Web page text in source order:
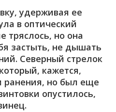
удерживая ее
в оптический
тряслось, но она
застыть, не дышать
Северный стрелок
кажется,
ранения, но был еще
опустилось,